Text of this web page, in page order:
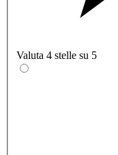
Valuta 4 stelle su 5